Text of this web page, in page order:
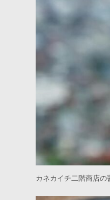
カネカイチ二階商店の